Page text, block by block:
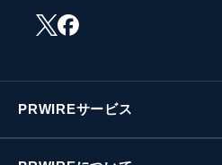
PRWIREサービス